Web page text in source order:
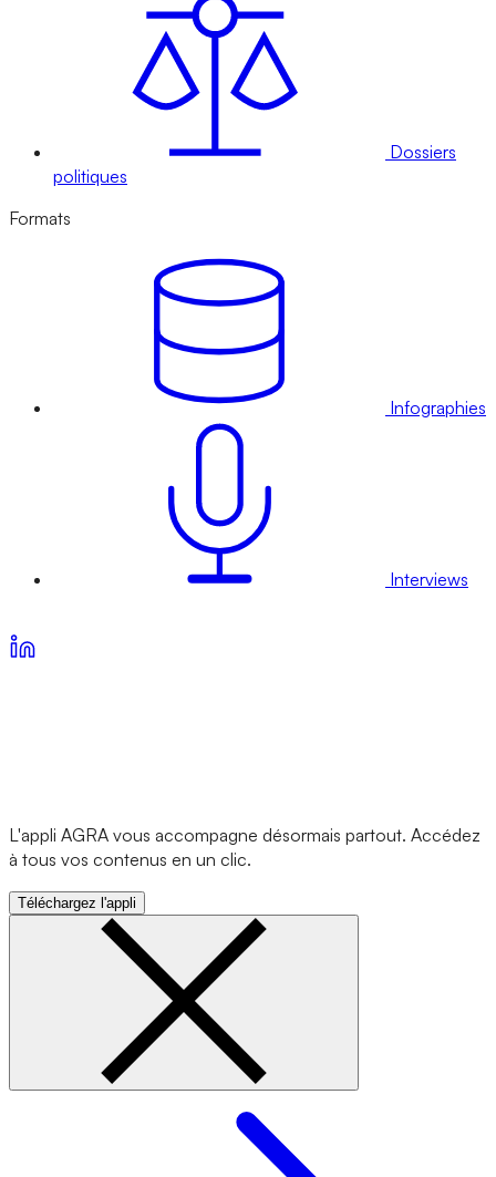
Dossiers
politiques
Formats
Infographies
Interviews
L'appli AGRA vous accompagne désormais partout. Accédez
à tous vos contenus en un clic.
Téléchargez l'appli